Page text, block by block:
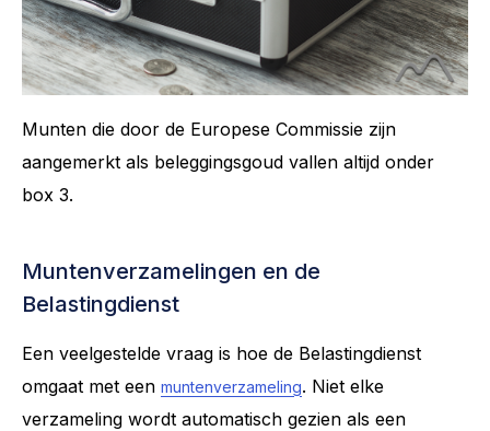
Munten die door de Europese Commissie zijn
aangemerkt als beleggingsgoud vallen altijd onder
box 3.
Muntenverzamelingen en de
Belastingdienst
Een veelgestelde vraag is hoe de Belastingdienst
omgaat met een muntenverzameling. Niet elke
verzameling wordt automatisch gezien als een